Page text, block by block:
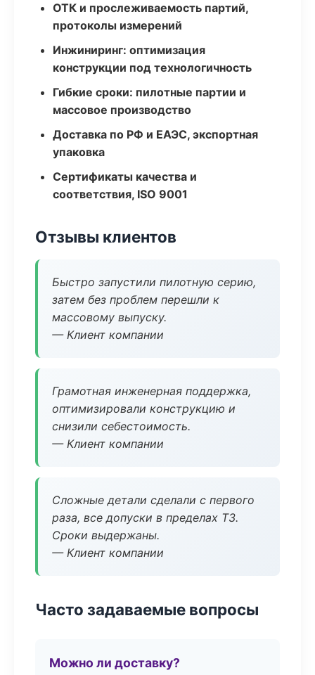
ОТК и прослеживаемость партий,
протоколы измерений
Инжиниринг: оптимизация
конструкции под технологичность
Гибкие сроки: пилотные партии и
массовое производство
Доставка по РФ и ЕАЭС, экспортная
упаковка
Сертификаты качества и
соответствия, ISO 9001
Отзывы клиентов
Быстро запустили пилотную серию,
затем без проблем перешли к
массовому выпуску.
— Клиент компании
Грамотная инженерная поддержка,
оптимизировали конструкцию и
снизили себестоимость.
— Клиент компании
Сложные детали сделали с первого
раза, все допуски в пределах ТЗ.
Сроки выдержаны.
— Клиент компании
Часто задаваемые вопросы
Можно ли доставку?